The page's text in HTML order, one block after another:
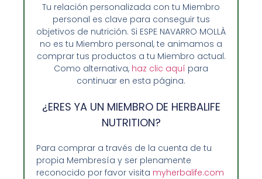
Opiniones de Clientes
Ventajas de Comprar en Enformaherbal.com
GUIA RAPIDA Y AYUDA
Tu relación personalizada con tu Miembro
personal es clave para conseguir tus
objetivos de nutrición. Si ESPE NAVARRO MOLLÀ
no es tu Miembro personal, te animamos a
comprar tus productos a tu Miembro actual.
Como alternativa, haz clic aquí para
continuar en esta página.
¿ERES YA UN MIEMBRO DE HERBALIFE
NUTRITION?
Para comprar a través de la cuenta de tu
propia Membresía y ser plenamente
reconocido por favor visita myherbalife.com